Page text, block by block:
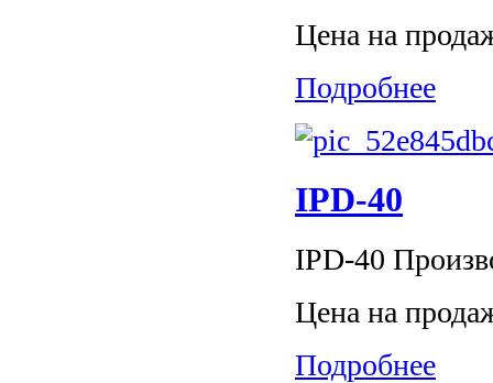
Цена на
Подробнее
IPD-40
IPD-40
Цена на
Подробнее